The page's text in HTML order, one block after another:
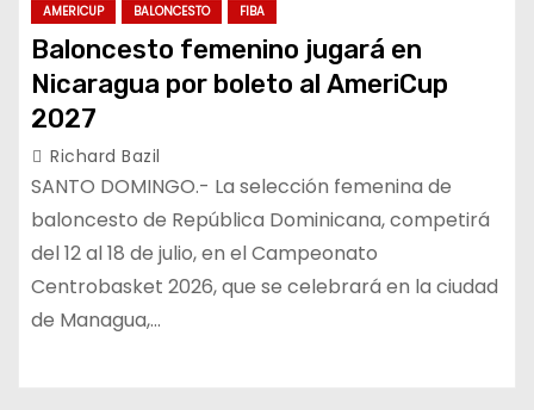
AMERICUP BALONCESTO FIBA
Baloncesto femenino jugará en
Nicaragua por boleto al AmeriCup
2027
Richard Bazil
SANTO DOMINGO.- La selección femenina de
baloncesto de República Dominicana, competirá
del 12 al 18 de julio, en el Campeonato
Centrobasket 2026, que se celebrará en la ciudad
de Managua,…